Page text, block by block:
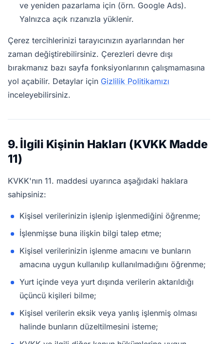
ve yeniden pazarlama için (örn. Google Ads).
Yalnızca açık rızanızla yüklenir.
Çerez tercihlerinizi tarayıcınızın ayarlarından her
zaman değiştirebilirsiniz. Çerezleri devre dışı
bırakmanız bazı sayfa fonksiyonlarının çalışmamasına
yol açabilir. Detaylar için Gizlilik Politikamızı
inceleyebilirsiniz.
9. İlgili Kişinin Hakları (KVKK Madde
11)
KVKK'nın 11. maddesi uyarınca aşağıdaki haklara
sahipsiniz:
Kişisel verilerinizin işlenip işlenmediğini öğrenme;
İşlenmişse buna ilişkin bilgi talep etme;
Kişisel verilerinizin işlenme amacını ve bunların
amacına uygun kullanılıp kullanılmadığını öğrenme;
Yurt içinde veya yurt dışında verilerin aktarıldığı
üçüncü kişileri bilme;
Kişisel verilerin eksik veya yanlış işlenmiş olması
halinde bunların düzeltilmesini isteme;